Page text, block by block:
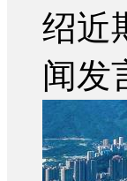
绍近
闻发